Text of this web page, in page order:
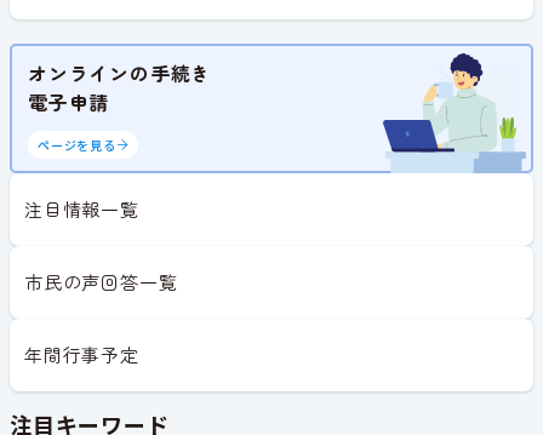
オンラインの手続き
電子申請
ページを見る
注目情報一覧
市民の声回答一覧
年間行事予定
注目キーワード